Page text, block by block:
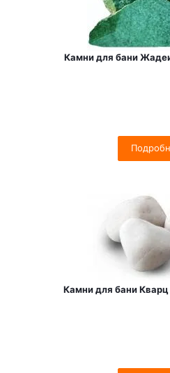
Камни для бани
Камни для бани Кварц